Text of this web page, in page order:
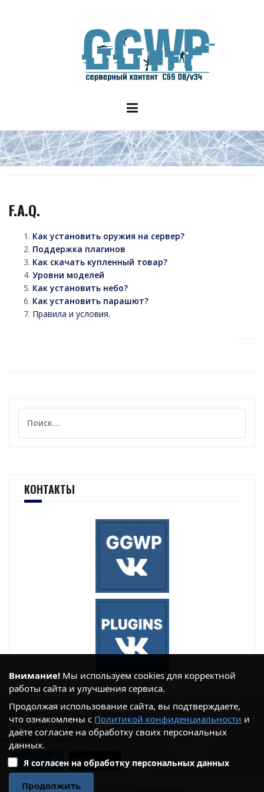
F.A.Q.
Как установить оружия на сервер?
Поддержка плагинов
Как скачать купленный товар?
Уровни моделей
Как установить небо?
Как установить парашют?
Правила и условия.
КОНТАКТЫ
Внимание! Мы используем cookies для корректной
работы сайта и улучшения сервиса.
Продолжая использование сайта, вы подтверждаете,
что ознакомлены с Политикой конфиденциальности и
даёте согласие на обработку своих персональных
данных.
Я согласен на обработку персональных данных
Продолжить